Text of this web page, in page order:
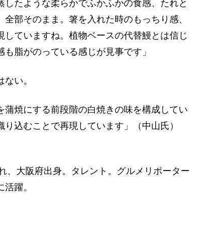
したような柔らかでふかふかの食感、たれと
部そのまま。箸を入れた時のもっちり感、
していますね。植物ベースの代替鰻とは信じ
脂がのっている感じが見事です」
い。
蒲焼にする前段階の白焼きの味を構成してい
込むことで再現しています」（中山氏）
、大阪府出身。タレント。グルメリポーター
躍。